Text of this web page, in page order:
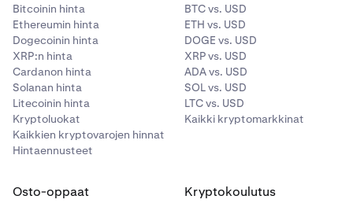
Bitcoinin hinta
Ethereumin hinta
Dogecoinin hinta
XRP:n hinta
Cardanon hinta
Solanan hinta
Litecoinin hinta
Kryptoluokat
Kaikkien kryptovarojen hinnat
Hintaennusteet
BTC vs. USD
ETH vs. USD
DOGE vs. USD
XRP vs. USD
ADA vs. USD
SOL vs. USD
LTC vs. USD
Kaikki kryptomarkkinat
Osto-oppaat Kryptokoulutus